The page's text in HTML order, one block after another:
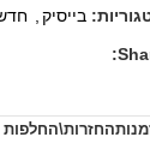
בייסיק
החזרות\החלפות